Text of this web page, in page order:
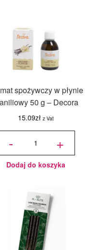
spożywczy w płynie
50 g – Decora
15.09zł z Vat
-
ilość
w płynie
Waniliowy
Decora +
Dodaj do koszyka